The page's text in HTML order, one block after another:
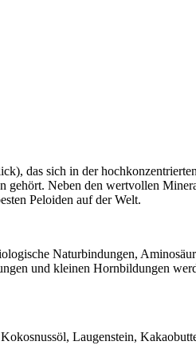
das sich in der
Neben den wertvollen
Peloiden auf der Welt.
Naturbindungen,
und kleinen Hornbildungen
Laugenstein,